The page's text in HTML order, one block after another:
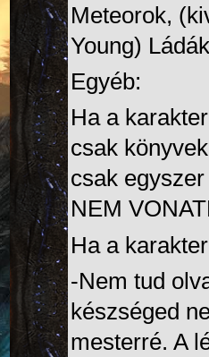
Meteorok,
Young) Ládák
Egyéb:
Ha a
csak
csak
NEM
Ha a
-Nem tud
készséged
mesterré. A